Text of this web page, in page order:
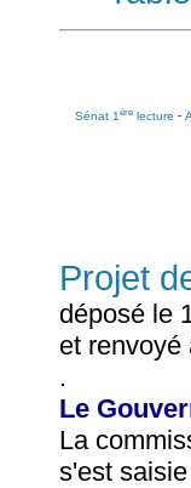
Sénat 1 ère lecture -
Projet
déposé le
et renvoyé
.
Le
La
s'est